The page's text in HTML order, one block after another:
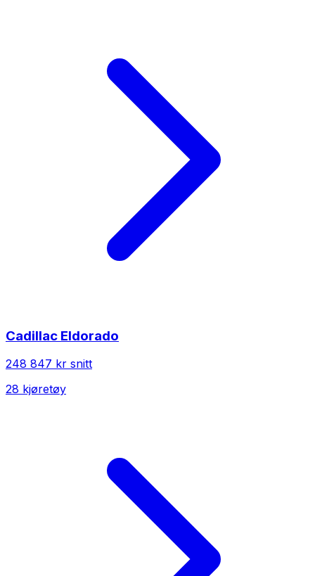
Cadillac Eldorado
248 847 kr snitt
28 kjøretøy